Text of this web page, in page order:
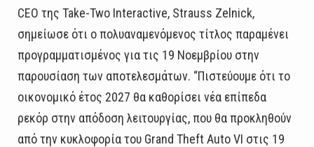
CEO της Take-Two Interactive, Strauss Zelnick,
σημείωσε ότι ο πολυαναμενόμενος τίτλος παραμένει
προγραμματισμένος για τις 19 Νοεμβρίου στην
παρουσίαση των αποτελεσμάτων. “Πιστεύουμε ότι το
οικονομικό έτος 2027 θα καθορίσει νέα επίπεδα
ρεκόρ στην απόδοση λειτουργίας, που θα προκληθούν
από την κυκλοφορία του Grand Theft Auto VI στις 19